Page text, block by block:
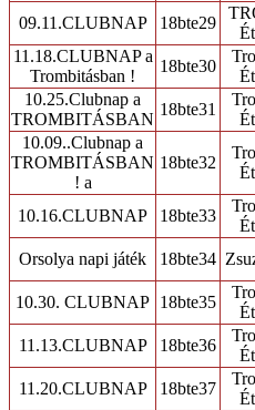
09.11.CLUBNAP 18bte29
11.18.CLUBNAP a
Trombitásban !
18bte30
10.25.Clubnap a
TROMBITÁSBAN
18bte31
10.09..Clubnap a
TROMBITÁSBAN
! a
18bte32
10.16.CLUBNAP 18bte33
Orsolya napi játék 18bte34
10.30. CLUBNAP 18bte35
11.13.CLUBNAP 18bte36
11.20.CLUBNAP 18bte37